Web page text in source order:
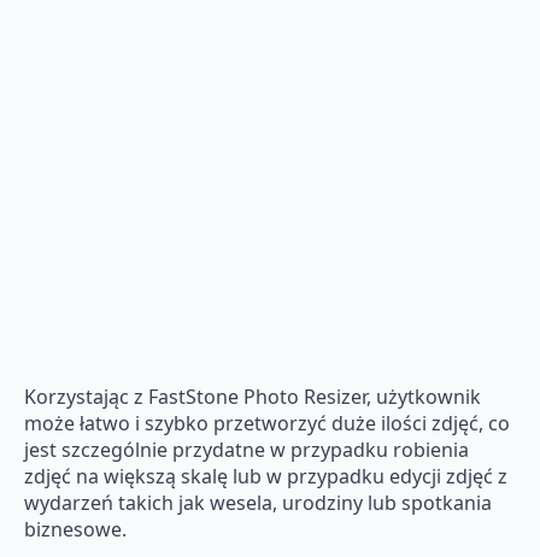
Korzystając z FastStone Photo Resizer, użytkownik
może łatwo i szybko przetworzyć duże ilości zdjęć, co
jest szczególnie przydatne w przypadku robienia
zdjęć na większą skalę lub w przypadku edycji zdjęć z
wydarzeń takich jak wesela, urodziny lub spotkania
biznesowe.